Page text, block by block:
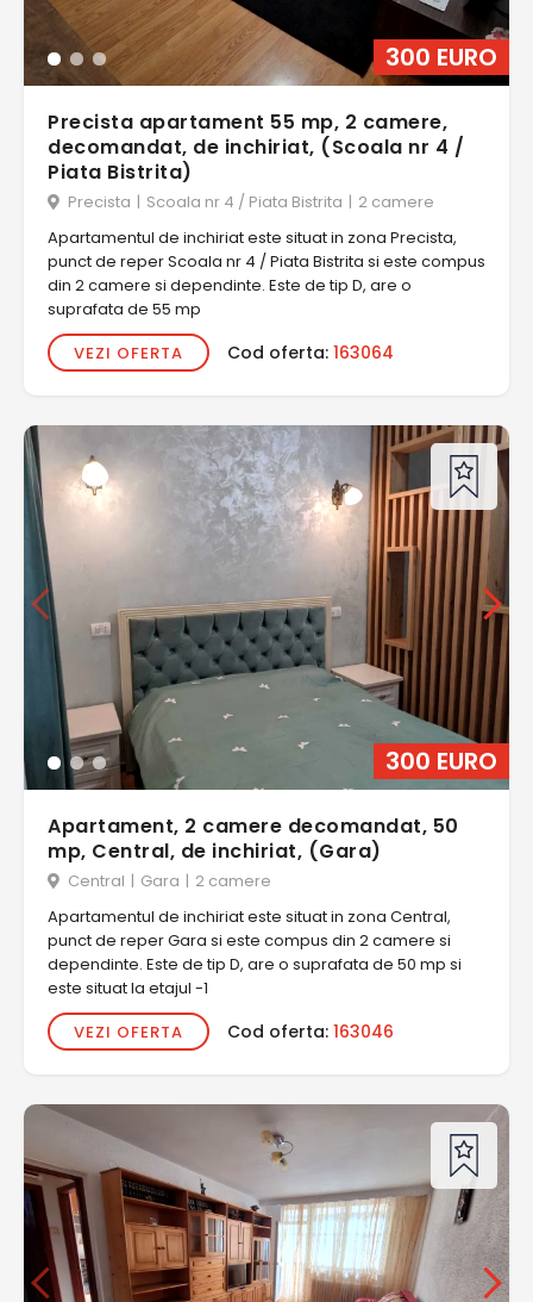
300 EURO
Precista apartament 55 mp, 2 camere,
decomandat, de inchiriat, (Scoala nr 4 /
Piata Bistrita)
Precista | Scoala nr 4 / Piata Bistrita | 2 camere
Apartamentul de inchiriat este situat in zona Precista,
punct de reper Scoala nr 4 / Piata Bistrita si este compus
din 2 camere si dependinte. Este de tip D, are o
suprafata de 55 mp
VEZI OFERTA
Cod oferta: 163064
300 EURO
Apartament, 2 camere decomandat, 50
mp, Central, de inchiriat, (Gara)
Central | Gara | 2 camere
Apartamentul de inchiriat este situat in zona Central,
punct de reper Gara si este compus din 2 camere si
dependinte. Este de tip D, are o suprafata de 50 mp si
este situat la etajul -1
VEZI OFERTA
Cod oferta: 163046